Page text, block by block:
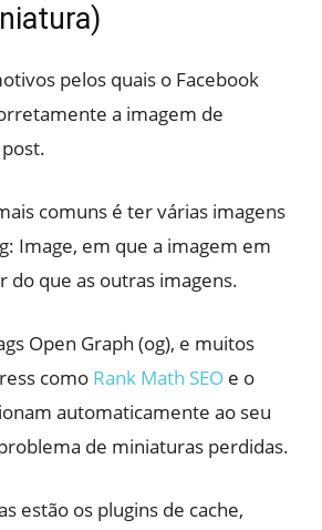
pelos quais o Facebook
a imagem de
comuns é ter várias imagens
Image, em que a imagem em
do que as outras imagens.
Open Graph (og), e muitos
como Rank Math SEO e o
automaticamente ao seu
de miniaturas perdidas.
estão os plugins de cache,